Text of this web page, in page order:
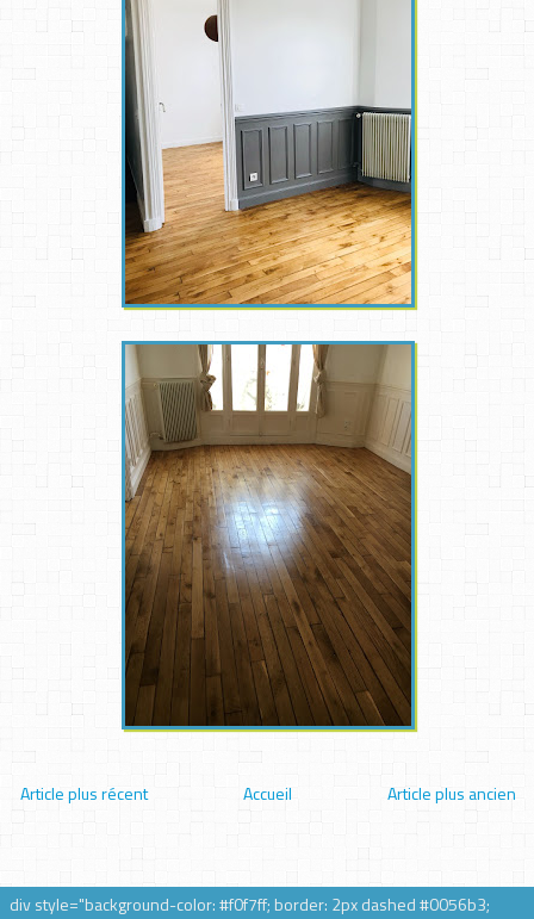
Article plus récent Article plus ancien
Accueil
div style="background-color: #f0f7ff; border: 2px dashed #0056b3;